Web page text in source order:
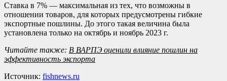
Ставка в 7% — максимальная из тех, что возможны в
отношении товаров, для которых предусмотрены гибкие
экспортные пошлины. До этого такая величина была
установлена только на октябрь и ноябрь 2023 г.
Читайте также: В ВАРПЭ оценили влияние пошлин на
эффективность экспорта
Источник: fishnews.ru